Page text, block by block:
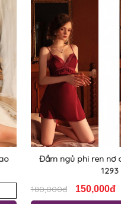
Đầm ngủ phi ren nơ
1293
180,000đ
150,000đ